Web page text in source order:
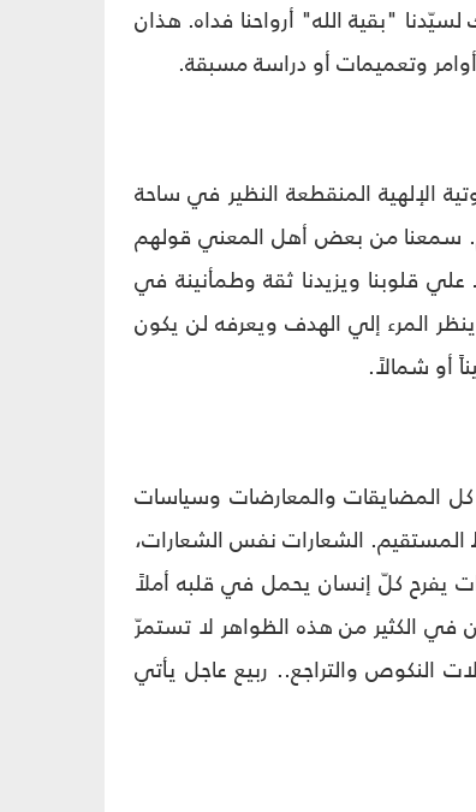
"بقية الله" أرواحنا فداه. هذان
وتعميمات أو دراسة مسبقة.
الإلهية المنقطعة النظير في ساحة
سمعنا من بعض أهل المعني قولهم
قلوبنا ويزيدنا ثقة وطمأنينة في
المرء إلي الهدف ويعرفه لن يكون
أو شمالاً.
المضايقات والمعارضات وسياسات
المستقيم. الشعارات نفس الشعارات،
يفرح كلّ إنسان يحمل في قلبه أملاً
في الكثير من هذه الظواهر لا تستمرّ
النكوص والتراجع.. ربيع عاجل يأتي